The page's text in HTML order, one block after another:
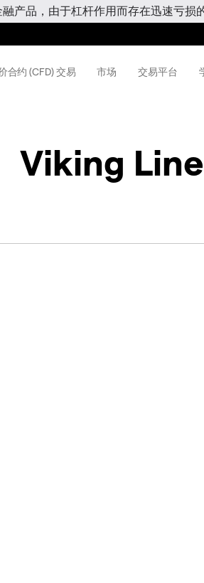
产品，由于杠杆作用而存在迅速亏损
合约 (CFD) 交易 市场 交易平台
Viking